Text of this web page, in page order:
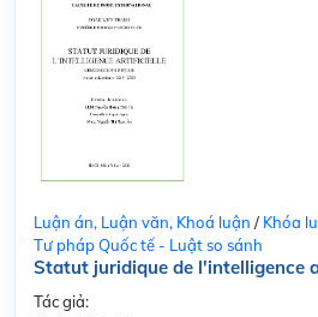
Luận án, Luận văn, Khoá luận / Khóa
Tư pháp Quốc tế - Luật so sánh
Statut juridique de l'intelligence
Tác giả: